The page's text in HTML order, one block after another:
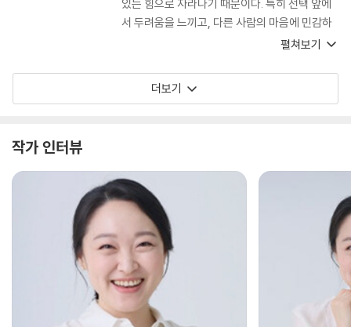
있는 힘으로 자라나기 때문이다. 특히 선택 앞에
서 두려움을 느끼고, 다른 사람의 마음에 민감하
게 반응하는 아이들에게 이 책을 추천한다. 선택
자연스럽게 자라날 것이다.
펼쳐보기
더보기
작가 인터뷰